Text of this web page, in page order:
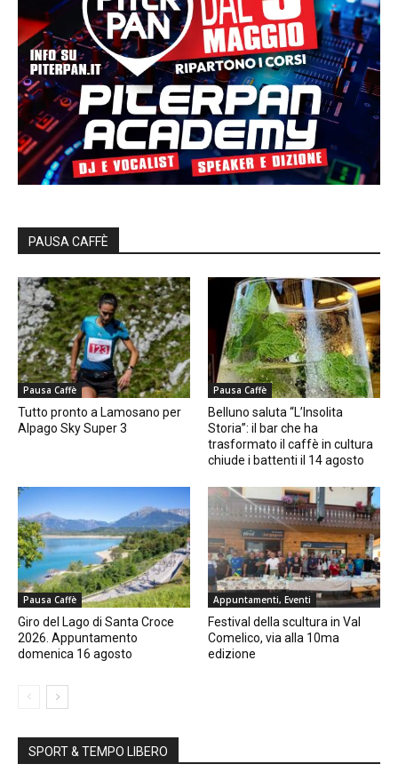
PAUSA CAFFÈ
Pausa Caffè
Tutto pronto a Lamosano per
Alpago Sky Super 3
Pausa Caffè
Belluno saluta “L’Insolita
Storia”: il bar che ha
trasformato il caffè in cultura
chiude i battenti il 14 agosto
Pausa Caffè
Giro del Lago di Santa Croce
2026. Appuntamento
domenica 16 agosto
Appuntamenti, Eventi
Festival della scultura in Val
Comelico, via alla 10ma
edizione
SPORT & TEMPO LIBERO